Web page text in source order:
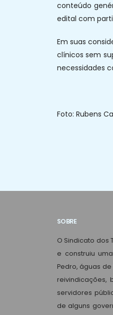
conteúdo
edital com
Em suas
clínicos sem
necessidades
Foto: Rubens
SOBRE
O Sindicato dos
e construiu
Pedro, águas
reivindicações,
servidores
de alguns